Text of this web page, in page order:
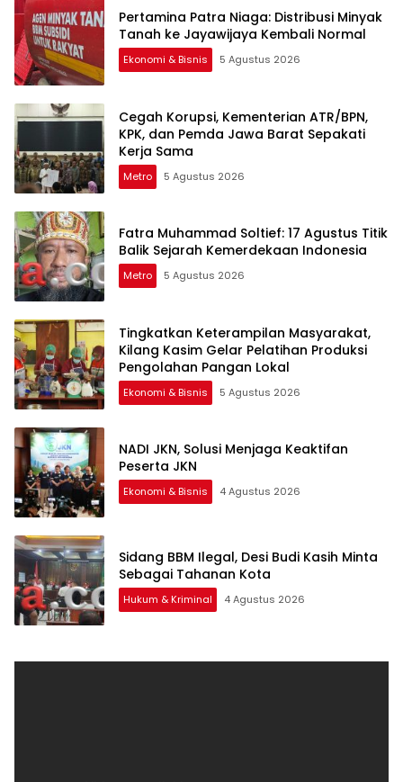
Pertamina Patra Niaga: Distribusi Minyak
Tanah ke Jayawijaya Kembali Normal
Ekonomi & Bisnis 5 Agustus 2026
Cegah Korupsi, Kementerian ATR/BPN,
KPK, dan Pemda Jawa Barat Sepakati
Kerja Sama
Metro 5 Agustus 2026
Fatra Muhammad Soltief: 17 Agustus Titik
Balik Sejarah Kemerdekaan Indonesia
Metro 5 Agustus 2026
Tingkatkan Keterampilan Masyarakat,
Kilang Kasim Gelar Pelatihan Produksi
Pengolahan Pangan Lokal
Ekonomi & Bisnis 5 Agustus 2026
NADI JKN, Solusi Menjaga Keaktifan
Peserta JKN
Ekonomi & Bisnis 4 Agustus 2026
Sidang BBM Ilegal, Desi Budi Kasih Minta
Sebagai Tahanan Kota
Hukum & Kriminal 4 Agustus 2026